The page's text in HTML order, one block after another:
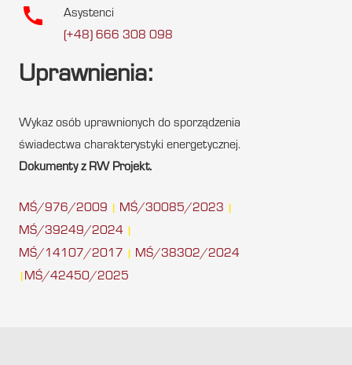
call
Asystenci
(+48) 666 308 098
Uprawnienia:
Wykaz osób uprawnionych do sporządzenia
świadectwa charakterystyki energetycznej.
Dokumenty z RW Projekt.
MŚ/976/2009 MŚ/30085/2023
MŚ/39249/2024
MŚ/14107/2017 MŚ/38302/2024
MŚ/42450/2025